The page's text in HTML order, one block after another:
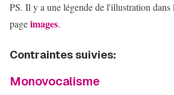
PS. Il y a une légende de l'illustration dans
pageimages.
Contraintes suivies:
Monovocalisme